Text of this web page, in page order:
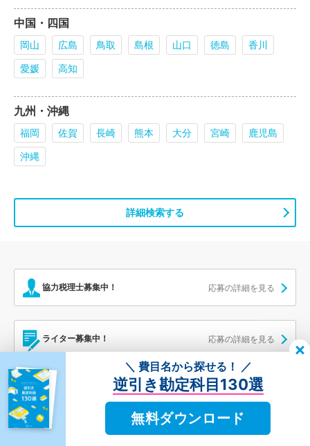
中国・四国
岡山 広島 鳥取 島根 山口 徳島
香川
愛媛
高知
九州・沖縄
福岡 佐賀 長崎 熊本 大分 宮崎
鹿児島
沖縄
詳細検索する
協力税理士募集中！ 応募の詳細を見る
ライター募集中！ 応募の詳細を見る
＼ 費目名から探せる！ ／
逆引き勘定科目130選
無料ダウンロード
税理士ドットコム 確定申告
確定申告のハウツー
税務署が混む時間帯はいつ？確定申告の前に知っておきたいチェックポイント